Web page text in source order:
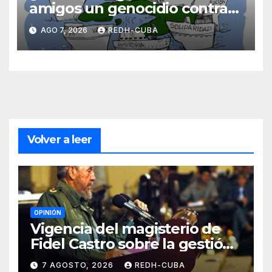
amigos un genocidio contra
Cuba? Por Hedelberto López
Blanch
AGO 7, 2026 REDH-CUBA
Volver a leer
OPINIÓN
Vigencia del magisterio de
Fidel Castro sobre la gestión
del liderazgo revolucionario.
7 AGOSTO, 2026 REDH-CUBA